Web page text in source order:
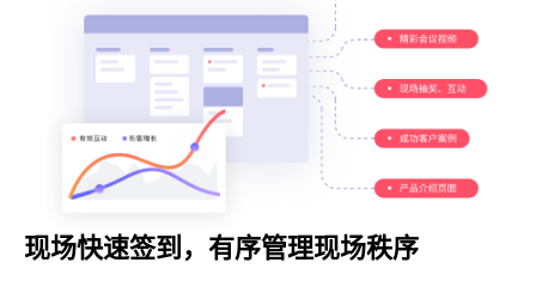
现场快速签到，有序管理现场秩序